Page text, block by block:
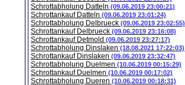
Schrottabholung Datteln (09.06.2019 23:00:21)
Schrottankauf Datteln (09.06.2019 23:01:24)
Schrottabholung Delbrueck (09.06.2019 23:02:55)
Schrottankauf Delbrueck (09.06.2019 23:16:08)
Schrottankauf Detmold (09.06.2019 23:27:17)
Schrottabholung Dinslaken (18.08.2021 17:22:03)
Schrottankauf Dinslaken (09.06.2019 23:32:47)
Schrottabholung Duelmen (10.06.2019 00:15:29)
Schrottankauf Duelmen (10.06.2019 00:17:02)
Schrottabholung Dueren (10.06.2019 00:18:31)